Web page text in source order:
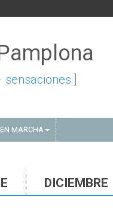
sensaciones ]
MARCHA
DICIEMBRE